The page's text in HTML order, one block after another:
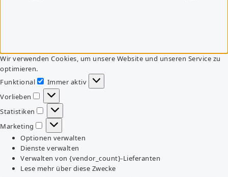
Wir verwenden Cookies, um unsere Website und unseren Service zu
optimieren.
Funktional
Funktional
Immer aktiv
Vorlieben
Vorlieben
Statistiken
Statistiken
Marketing
Marketing
Optionen verwalten
Dienste verwalten
Verwalten von {vendor_count}-Lieferanten
Lese mehr über diese Zwecke